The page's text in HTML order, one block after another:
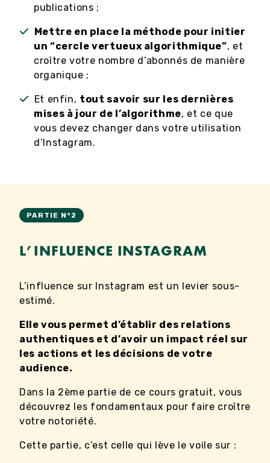
publications ;
Mettre en place la méthode pour initier
un “cercle vertueux algorithmique”, et
croître votre nombre d’abonnés de manière
organique ;
Et enfin, tout savoir sur les dernières
mises à jour de l’algorithme, et ce que
vous devez changer dans votre utilisation
d’Instagram.
PARTIE N°2
L’INFLUENCE INSTAGRAM
L’influence sur Instagram est un levier sous-
estimé.
Elle vous permet d’établir des relations
authentiques et d’avoir un impact réel sur
les actions et les décisions de votre
audience.
Dans la 2ème partie de ce cours gratuit, vous
découvrez les fondamentaux pour faire croître
votre notoriété.
Cette partie, c’est celle qui lève le voile sur :